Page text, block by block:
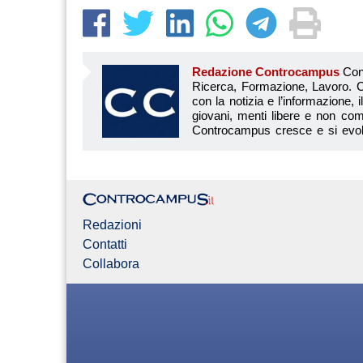
Redazione Controcampus Controcampus è Il magazine più letto dai giovani su: Scuola, Università, Ricerca, Formazione, Lavoro. Controcampus nasce nell’ottobre 2001 con la missione di affiancare con la notizia e l’informazione, il mondo dell’istruzione e dell’università. Il suo cuore pulsante sono i giovani, menti libere e non compromesse da nessun interesse di parte. Il progetto è ambizioso e Controcampus cresce e si evolve arricchendo il proprio staff con nuovi giovani vogliosi di
Redazioni
Contatti
Collabora